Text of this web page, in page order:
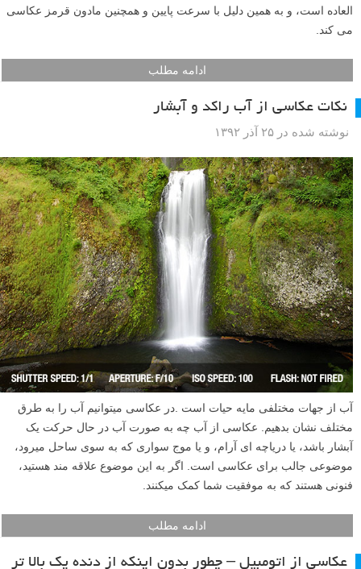
العاده است، و به همین دلیل با سرعت پایین و همچنین مادون قرمز عکاسی
می کند.
ادامه مطلب
نکات عکاسی از آب راکد و آبشار
نوشته شده در ۲۵ آذر ۱۳۹۲
آب از جهات مختلفی مایه حیات است .در عکاسی میتوانیم آب را به طرق
مختلف نشان بدهیم. عکاسی از آب چه به صورت آب در حال حرکت یک
آبشار باشد، یا دریاچه ای آرام، و یا موج سواری که به سوی ساحل میرود،
موضوعی جالب برای عکاسی است. اگر به این موضوع علاقه مند هستید،
فنونی هستند که به موفقیت شما کمک میکنند.
ادامه مطلب
عکاسی از اتومبیل – چطور بدون اینکه از دنده یک بالا تر